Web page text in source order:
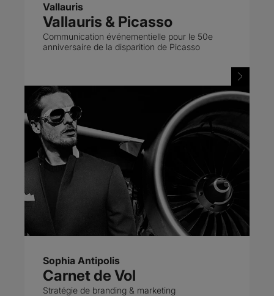
Vallauris
Vallauris & Picasso
Communication événementielle pour le 50e
anniversaire de la disparition de Picasso
Sophia Antipolis
Carnet de Vol
Stratégie de branding & marketing